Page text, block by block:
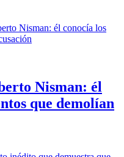
Nisman: él
que demolían